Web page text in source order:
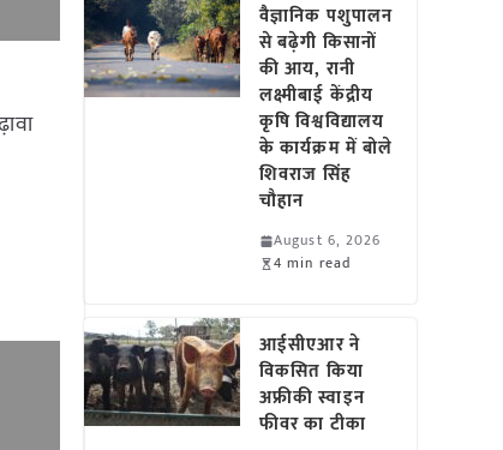
वैज्ञानिक पशुपालन
से बढ़ेगी किसानों
की आय, रानी
लक्ष्मीबाई केंद्रीय
कृषि विश्वविद्यालय
के कार्यक्रम में बोले
शिवराज सिंह
चौहान
August 6, 2026
4 min read
आईसीएआर ने
विकसित किया
अफ्रीकी स्वाइन
फीवर का टीका